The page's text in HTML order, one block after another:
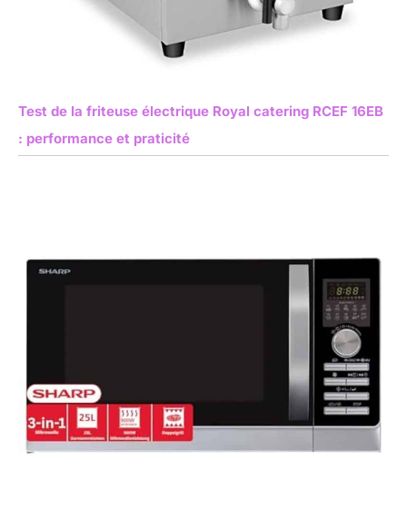
Test de la friteuse électrique Royal catering RCEF 16EB
: performance et praticité